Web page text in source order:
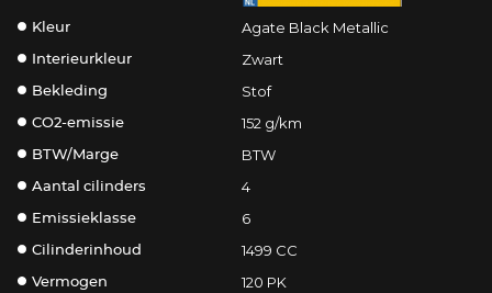
Kleur Agate Black Metallic
Interieurkleur Zwart
Bekleding Stof
CO2-emissie 152 g/km
BTW/Marge BTW
Aantal cilinders 4
Emissieklasse 6
Cilinderinhoud 1499 CC
Vermogen 120 PK